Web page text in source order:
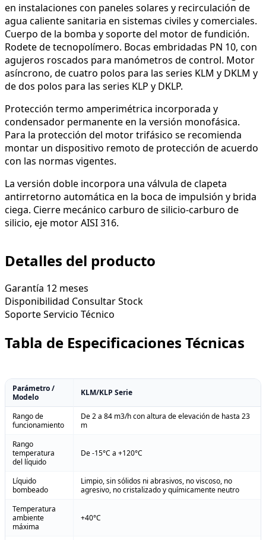
en instalaciones con paneles solares y recirculación de
agua caliente sanitaria en sistemas civiles y comerciales.
Cuerpo de la bomba y soporte del motor de fundición.
Rodete de tecnopolímero. Bocas embridadas PN 10, con
agujeros roscados para manómetros de control. Motor
asíncrono, de cuatro polos para las series KLM y DKLM y
de dos polos para las series KLP y DKLP.
Protección termo amperimétrica incorporada y
condensador permanente en la versión monofásica.
Para la protección del motor trifásico se recomienda
montar un dispositivo remoto de protección de acuerdo
con las normas vigentes.
La versión doble incorpora una válvula de clapeta
antirretorno automática en la boca de impulsión y brida
ciega. Cierre mecánico carburo de silicio-carburo de
silicio, eje motor AISI 316.
Detalles del producto
Garantía 12 meses
Disponibilidad Consultar Stock
SoporteServicio Técnico
Tabla de Especificaciones Técnicas
Parámetro /
Modelo
KLM/KLP Serie
Rango de
funcionamiento
De 2 a 84 m3/h con altura de elevación de hasta 23
m
Rango
temperatura
del líquido
De -15°C a +120°C
Líquido
bombeado
Limpio, sin sólidos ni abrasivos, no viscoso, no
agresivo, no cristalizado y químicamente neutro
Temperatura
ambiente
máxima
+40°C